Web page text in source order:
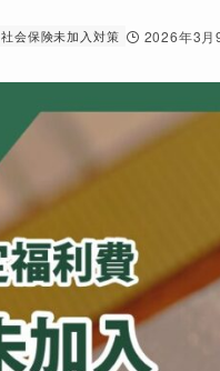
社会保険未加入対策 2026年3月